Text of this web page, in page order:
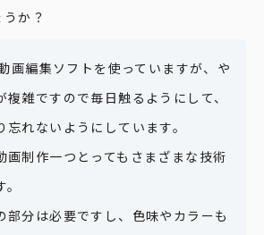
か？
画編集ソフトを使っていますが、や
複雑ですので毎日触るようにして、
忘れないようにしています。
画制作一つとってもさまざまな技術
部分は必要ですし、色味やカラーも